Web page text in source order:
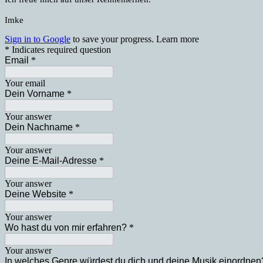
Imke
Sign in to Google to save your progress. Learn more
* Indicates required question
Email *
Your email
Dein Vorname *
Your answer
Dein Nachname *
Your answer
Deine E-Mail-Adresse *
Your answer
Deine Website *
Your answer
Wo hast du von mir erfahren? *
Your answer